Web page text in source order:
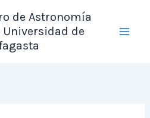
de Astronomía
Universidad de